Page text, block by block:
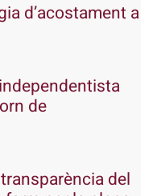
d’acostament a
de
del